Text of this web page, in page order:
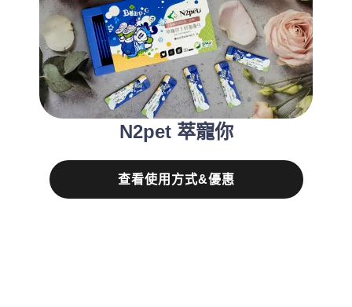
N2pet 萃寵你
查看使用方式&優惠